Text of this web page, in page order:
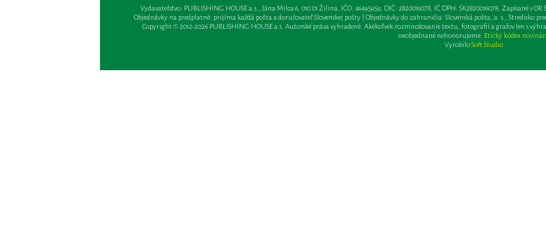
Vydavateľsťvo: PUBLISHING HOUSE a.s., Jána Milca 6, 010 01 Žilina, IČO: 46495959, DIČ: 2820016078, IČ DPH: SK2820016078, Zapísané v
Objednávky na predplatné: prijíma každá pošta a doručovateľ Slovenskej pošty | Objednávky do zahraničia: Slovenská pošta, a. s., Stredisko
Copyright © 2012-2026 PUBLISHING HOUSE a.s. Autorské práva vyhradené. Akékoľvek rozmnožovanie textu, fotografií a grafov len s
neobjednané nehonorujeme. Etický kódex
VyrobiloSoft Studio